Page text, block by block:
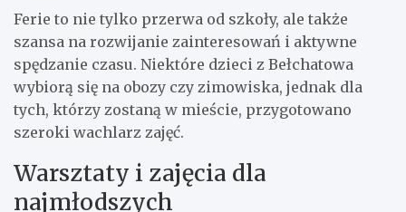
Ferie to nie tylko przerwa od szkoły, ale także
szansa na rozwijanie zainteresowań i aktywne
spędzanie czasu. Niektóre dzieci z Bełchatowa
wybiorą się na obozy czy zimowiska, jednak dla
tych, którzy zostaną w mieście, przygotowano
szeroki wachlarz zajęć.
Warsztaty i zajęcia dla
najmłodszych